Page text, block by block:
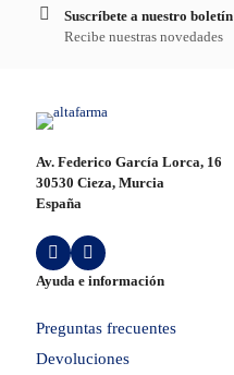
Suscríbete a nuestro boletín
Recibe nuestras novedades
Av. Federico García Lorca, 16
30530 Cieza, Murcia
España
Ayuda e información
Preguntas frecuentes
Devoluciones